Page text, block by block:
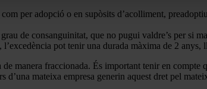
per adopció o en supòsits d’acolliment,
de consanguinitat, que no pugui valdre’s per si
pot tenir una durada màxima de 2
manera fraccionada. És important tenir en compte
d’una mateixa empresa generin aquest dret pel